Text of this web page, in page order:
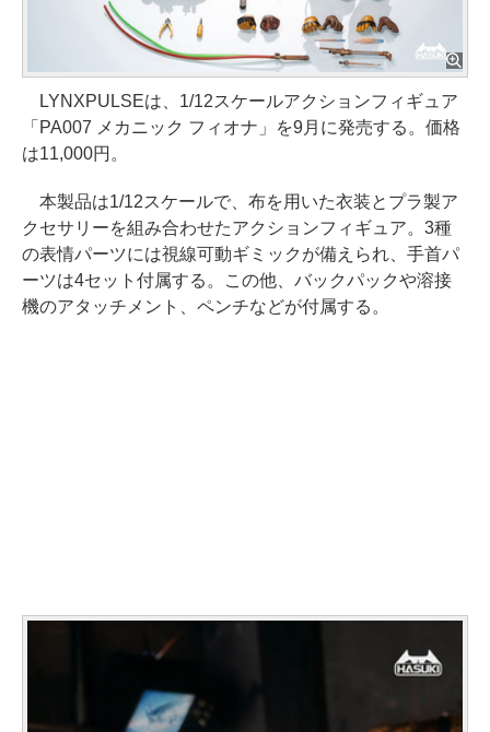
LYNXPULSEは、1/12スケールアクションフィギュア
「PA007 メカニック フィオナ」を9月に発売する。価格
は11,000円。
本製品は1/12スケールで、布を用いた衣装とプラ製ア
クセサリーを組み合わせたアクションフィギュア。3種
の表情パーツには視線可動ギミックが備えられ、手首パ
ーツは4セット付属する。この他、バックパックや溶接
機のアタッチメント、ペンチなどが付属する。